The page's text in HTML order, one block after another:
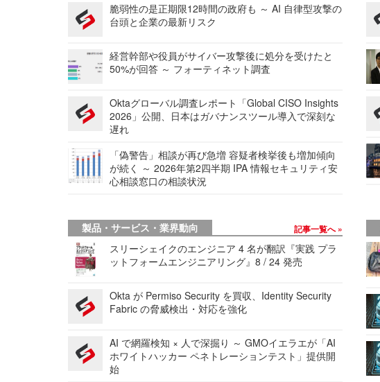
脆弱性の是正期限12時間の政府も ～ AI 自律型攻撃の
台頭と企業の最新リスク
経営幹部や役員がサイバー攻撃後に処分を受けたと
50%が回答 ～ フォーティネット調査
Oktaグローバル調査レポート「Global CISO Insights
2026」公開、日本はガバナンスツール導入で深刻な
遅れ
「偽警告」相談が再び急増 容疑者検挙後も増加傾向
が続く ～ 2026年第2四半期 IPA 情報セキュリティ安
心相談窓口の相談状況
製品・サービス・業界動向 記事一覧へ
スリーシェイクのエンジニア 4 名が翻訳『実践 プラ
ットフォームエンジニアリング』8 / 24 発売
Okta が Permiso Security を買収、Identity Security
Fabric の脅威検出・対応を強化
AI で網羅検知 × 人で深掘り ～ GMOイエラエが「AI
ホワイトハッカー ペネトレーションテスト」提供開
始